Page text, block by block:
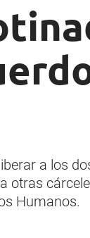
a los
Humanos.